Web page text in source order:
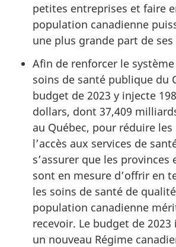
petites entreprises et faire
population canadienne
une plus grande part de ses
Afin de renforcer le
soins de santé publique du
budget de 2023 y injecte
dollars, dont 37,409
au Québec, pour réduire
l’accès aux services de
s’assurer que les
sont en mesure d’offrir en
les soins de santé de
population canadienne
recevoir. Le budget de
un nouveau Régime